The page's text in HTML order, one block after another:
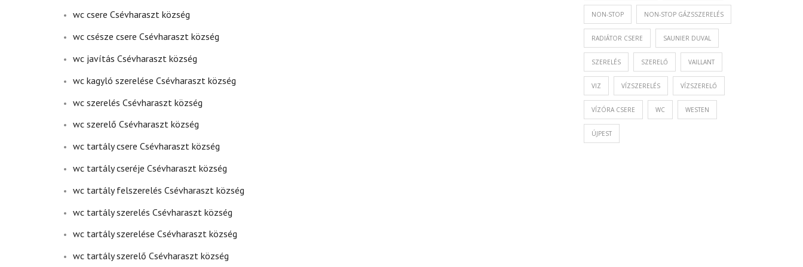
wc csere Csévharaszt község
wc csésze csere Csévharaszt község
wc javítás Csévharaszt község
wc kagyló szerelése Csévharaszt község
wc szerelés Csévharaszt község
wc szerelő Csévharaszt község
wc tartály csere Csévharaszt község
wc tartály cseréje Csévharaszt község
wc tartály felszerelés Csévharaszt község
wc tartály szerelés Csévharaszt község
wc tartály szerelése Csévharaszt község
wc tartály szerelő Csévharaszt község
NON-STOP NON-STOP GÁZSSZERELÉS
RADIÁTOR CSERE SAUNIER DUVAL
SZERELÉS SZERELŐ VAILLANT
VIZ VÍZSZERELÉS VÍZSZERELŐ
VÍZÓRA CSERE WC WESTEN
ÚJPEST